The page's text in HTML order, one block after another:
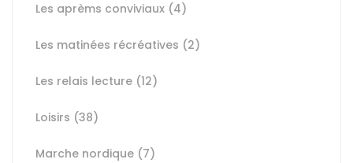
Les aprèms conviviaux (4)
Les matinées récréatives (2)
Les relais lecture (12)
Loisirs (38)
Marche nordique (7)